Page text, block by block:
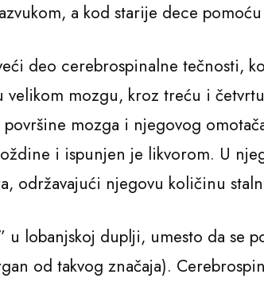
a kod starije dece
deo cerebrospinalne tečnosti,
mozgu, kroz treću i
mozga i njegovog
i ispunjen je likvorom. U
održavajući njegovu količinu
u lobanjskoj duplji, umesto da se
od takvog značaja).